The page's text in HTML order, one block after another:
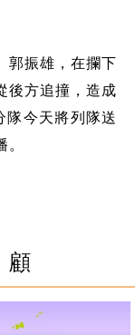
郭振雄，在攔下
後方追撞，造成
隊今天將列隊送